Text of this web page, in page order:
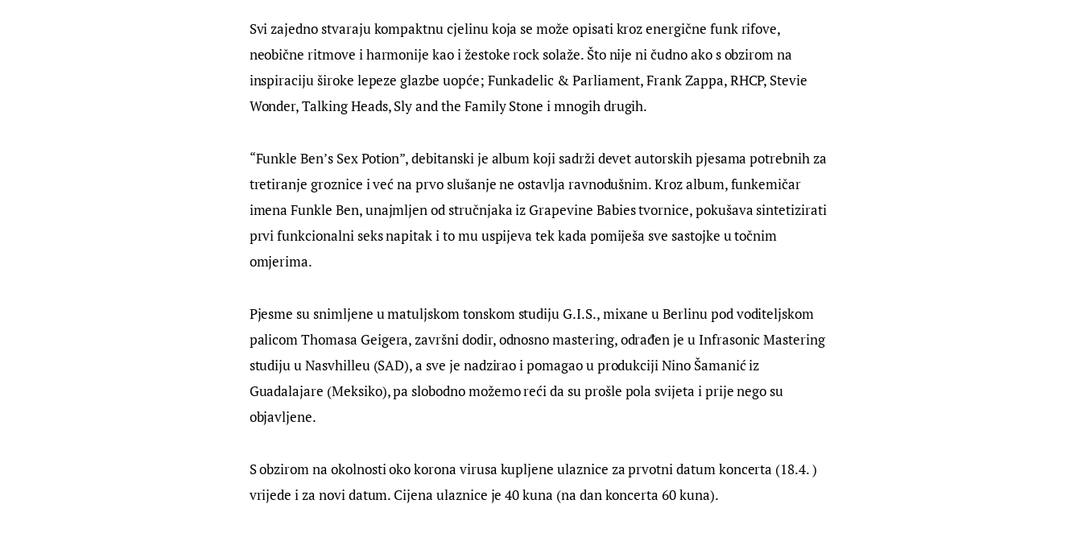
Svi zajedno stvaraju kompaktnu cjelinu koja se može opisati kroz energične funk rifove,
neobične ritmove i harmonije kao i žestoke rock solaže. Što nije ni čudno ako s obzirom na
inspiraciju široke lepeze glazbe uopće; Funkadelic & Parliament, Frank Zappa, RHCP, Stevie
Wonder, Talking Heads, Sly and the Family Stone i mnogih drugih.
“Funkle Ben’s Sex Potion”, debitanski je album koji sadrži devet autorskih pjesama potrebnih za
tretiranje groznice i već na prvo slušanje ne ostavlja ravnodušnim. Kroz album, funkemičar
imena Funkle Ben, unajmljen od stručnjaka iz Grapevine Babies tvornice, pokušava sintetizirati
prvi funkcionalni seks napitak i to mu uspijeva tek kada pomiješa sve sastojke u točnim
omjerima.
Pjesme su snimljene u matuljskom tonskom studiju G.I.S., mixane u Berlinu pod voditeljskom
palicom Thomasa Geigera, završni dodir, odnosno mastering, odrađen je u Infrasonic Mastering
studiju u Nasvhilleu (SAD), a sve je nadzirao i pomagao u produkciji Nino Šamanić iz
Guadalajare (Meksiko), pa slobodno možemo reći da su prošle pola svijeta i prije nego su
objavljene.
S obzirom na okolnosti oko korona virusa kupljene ulaznice za prvotni datum koncerta (18.4. )
vrijede i za novi datum. Cijena ulaznice je 40 kuna (na dan koncerta 60 kuna).